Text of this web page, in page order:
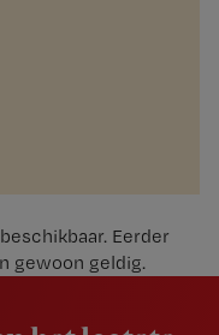
Eerder
gewoon geldig.